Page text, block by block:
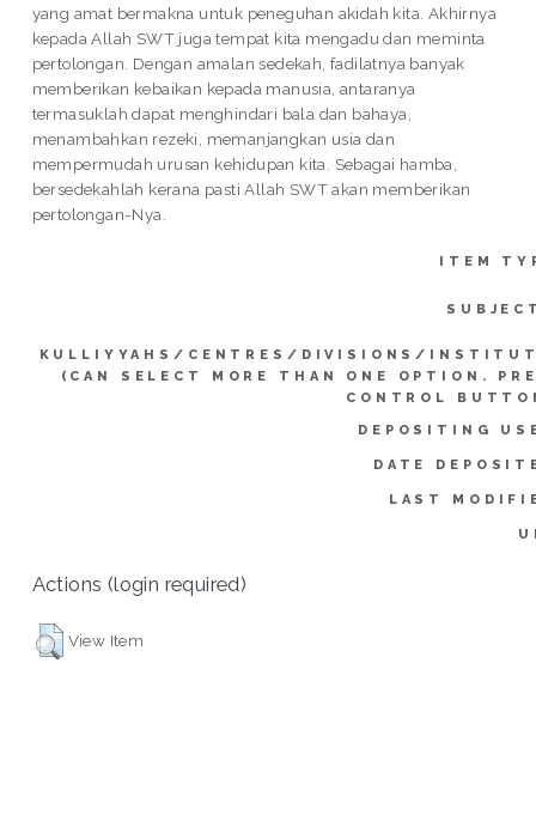
yang amat bermakna untuk peneguhan akidah kita. Akhirnya
kepada Allah SWT juga tempat kita mengadu dan meminta
pertolongan. Dengan amalan sedekah, fadilatnya banyak
memberikan kebaikan kepada manusia, antaranya
termasuklah dapat menghindari bala dan bahaya,
menambahkan rezeki, memanjangkan usia dan
mempermudah urusan kehidupan kita. Sebagai hamba,
bersedekahlah kerana pasti Allah SWT akan memberikan
pertolongan-Nya.
ITEM
KULLIYYAHS/CENTRES/DIVISIONS/
(CAN SELECT MORE THAN ONE OPTION.
CONTROL
DEPOSITING
DATE
LAST
Actions (login required)
View Item